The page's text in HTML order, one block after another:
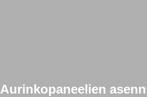
Aurinkopaneelien